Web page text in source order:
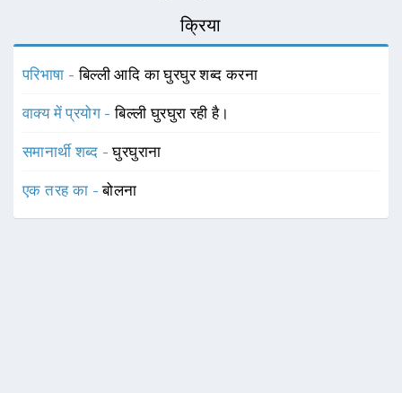
क्रिया
परिभाषा -बिल्ली आदि का घुरघुर शब्द करना
वाक्य में प्रयोग -बिल्ली घुरघुरा रही है।
समानार्थी शब्द -घुरघुराना
एक तरह का -बोलना